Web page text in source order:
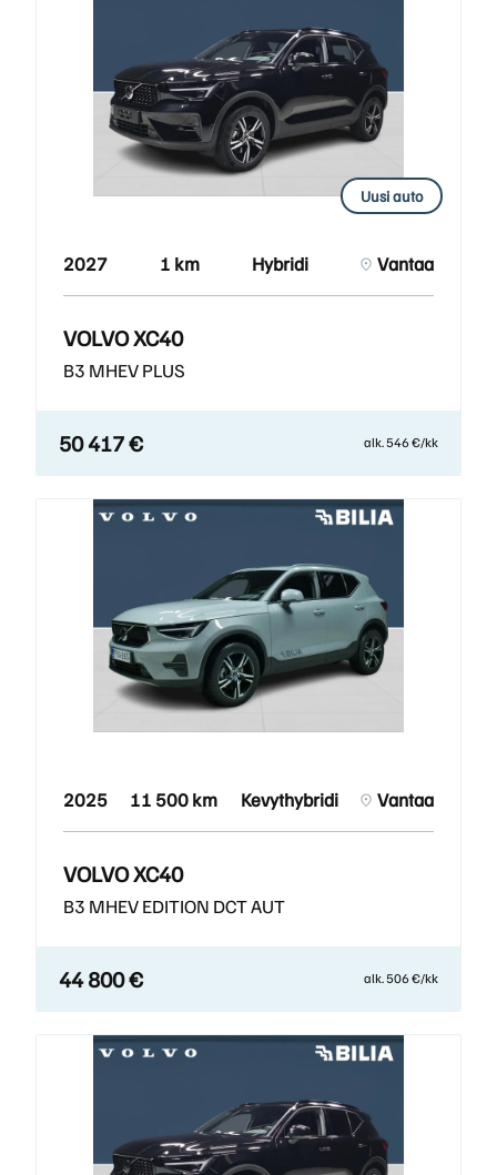
Uusi auto
2027 1 km Hybridi Vantaa
VOLVO XC40
B3 MHEV PLUS
50 417 € alk. 546 €/kk
2025 11 500 km Kevythybridi Vantaa
VOLVO XC40
B3 MHEV EDITION DCT AUT
44 800 € alk. 506 €/kk